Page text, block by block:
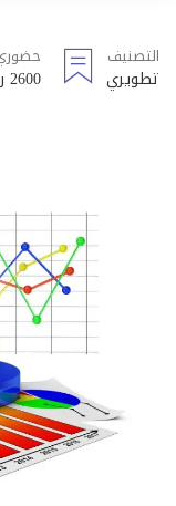
التصنيف
تطويري 2600 ريال